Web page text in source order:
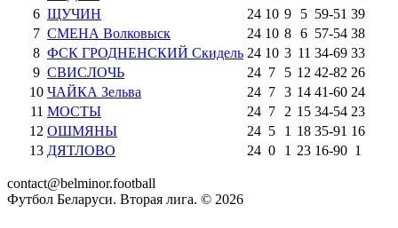
6 ЩУЧИН 24 10 9 5 59-51 39
7 СМЕНА Волковыск 24 10 8 6 57-54 38
8 ФСК ГРОДНЕНСКИЙ Скидель 24 10 3 11 34-69 33
9 СВИСЛОЧЬ 24 7 5 12 42-82 26
10 ЧАЙКА Зельва 24 7 3 14 41-60 24
11 МОСТЫ 24 7 2 15 34-54 23
12 ОШМЯНЫ 24 5 1 18 35-91 16
13 ДЯТЛОВО 24 0 1 23 16-90 1
contact@belminor.football
Футбол Беларуси. Вторая лига. © 2026